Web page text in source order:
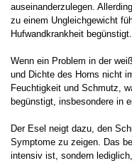
auseinanderzulegen.
zu einem Ungleichgewicht
Hufwandkrankheit begünstigt.
Wenn ein Problem in der
und Dichte des Horns nicht
Feuchtigkeit und Schmutz,
begünstigt, insbesondere in
Der Esel neigt dazu, den
Symptome zu zeigen. Das
intensiv ist, sondern